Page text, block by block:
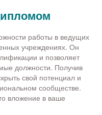
работы в ведущих
учреждениях. Он
и позволяет
должности. Получив
свой потенциал и
сообществе.
вложение в ваше